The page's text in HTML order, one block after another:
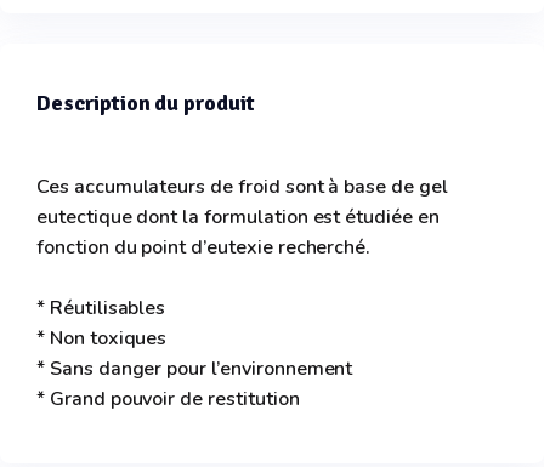
Description du produit
Ces accumulateurs de froid sont à base de gel
eutectique dont la formulation est étudiée en
fonction du point d’eutexie recherché.
* Réutilisables
* Non toxiques
* Sans danger pour l’environnement
* Grand pouvoir de restitution